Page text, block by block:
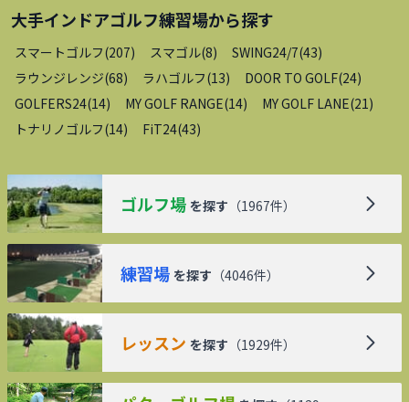
大手インドアゴルフ練習場から探す
スマートゴルフ(207) スマゴル(8) SWING24/7(43)
ラウンジレンジ(68) ラハゴルフ(13) DOOR TO GOLF(24)
GOLFERS24(14) MY GOLF RANGE(14) MY GOLF LANE(21)
トナリノゴルフ(14) FiT24(43)
ゴルフ場 を探す （1967件）
練習場 を探す （4046件）
レッスン を探す （1929件）